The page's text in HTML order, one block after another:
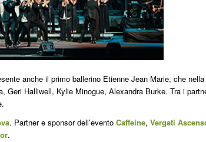
anche il primo ballerino Etienne Jean Marie, che
Halliwell, Kylie Minogue, Alexandra Burke. Tra i
. Partner e sponsor dell’evento Caffeine, Vergati
.